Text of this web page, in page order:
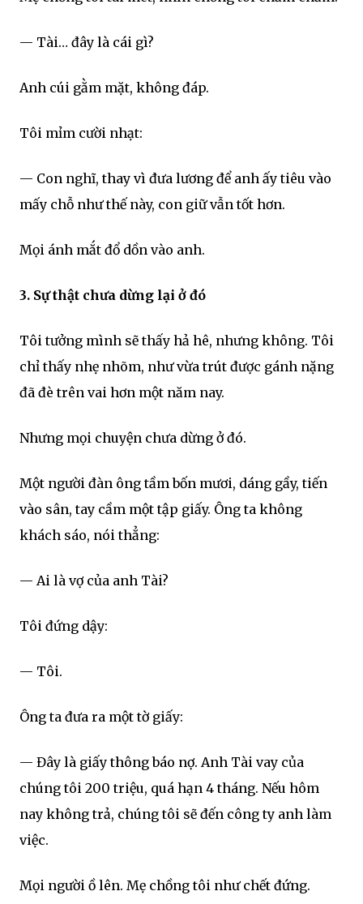
— Tài… đây là cái gì?
Anh cúi gằm mặt, không đáp.
Tôi mỉm cười nhạt:
— Con nghĩ, thay vì đưa lương để anh ấy tiêu vào
mấy chỗ như thế này, con giữ vẫn tốt hơn.
Mọi ánh mắt đổ dồn vào anh.
3. Sự thật chưa dừng lại ở đó
Tôi tưởng mình sẽ thấy hả hê, nhưng không. Tôi
chỉ thấy nhẹ nhõm, như vừa trút được gánh nặng
đã đè trên vai hơn một năm nay.
Nhưng mọi chuyện chưa dừng ở đó.
Một người đàn ông tầm bốn mươi, dáng gầy, tiến
vào sân, tay cầm một tập giấy. Ông ta không
khách sáo, nói thẳng:
— Ai là vợ của anh Tài?
Tôi đứng dậy:
— Tôi.
Ông ta đưa ra một tờ giấy:
— Đây là giấy thông báo nợ. Anh Tài vay của
chúng tôi 200 triệu, quá hạn 4 tháng. Nếu hôm
nay không trả, chúng tôi sẽ đến công ty anh làm
việc.
Mọi người ồ lên. Mẹ chồng tôi như chết đứng.